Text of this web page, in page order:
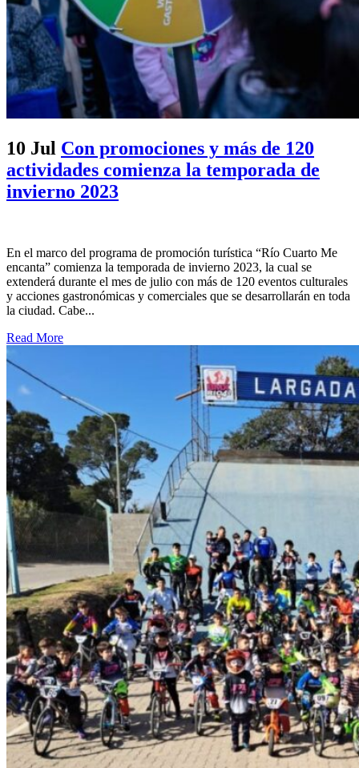
10 Jul Con promociones y más de 120
actividades comienza la temporada de
invierno 2023
En el marco del programa de promoción turística “Río Cuarto Me
encanta” comienza la temporada de invierno 2023, la cual se
extenderá durante el mes de julio con más de 120 eventos culturales
y acciones gastronómicas y comerciales que se desarrollarán en toda
la ciudad. Cabe...
Read More